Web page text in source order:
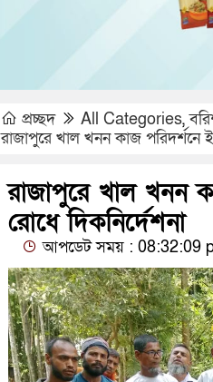
প্রচ্ছদ All Categories,
রাজাপুরে খাল খনন কাজ পরিদর্শনে
রাজাপুরে খাল খনন
রোধে দিকনির্দেশনা
আপডেট সময় : 08:32:09